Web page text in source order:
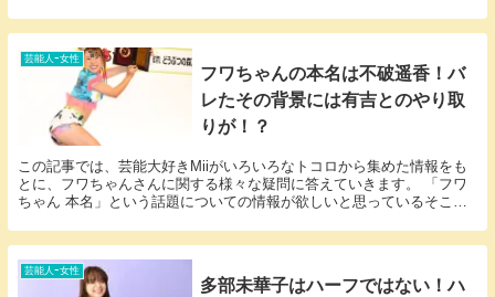
芸能人ｰ女性
フワちゃんの本名は不破遥香！バ
レたその背景には有吉とのやり取
りが！？
この記事では、芸能大好きMiiがいろいろなトコロから集めた情報をも
とに、フワちゃんさんに関する様々な疑問に答えていきます。 「フワ
ちゃん 本名」という話題についての情報が欲しいと思っているそこの
芸能人ｰ女性
多部未華子はハーフではない！ハ